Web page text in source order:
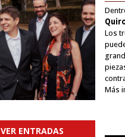
VER ENTRADAS
Los
Más